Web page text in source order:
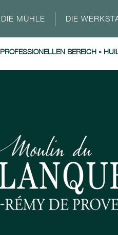
DIE MÜHLE DIE
PROFESSIONELLEN BEREICH »